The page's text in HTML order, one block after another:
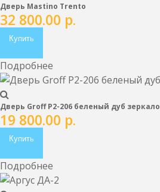
Дверь Mastino Trento
32 800.00 р.
Купить
Подробнее
Дверь Groff Р2-206 беленый дуб зеркало
19 800.00 р.
Купить
Подробнее